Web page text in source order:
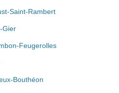
Saint-Rambert
Gier
Feugerolles
Bouthéon